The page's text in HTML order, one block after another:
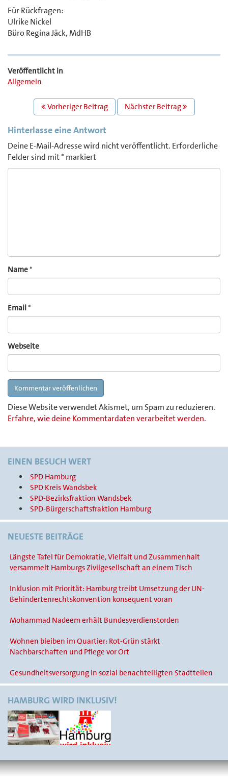
Für Rückfragen:
Ulrike Nickel
Büro Regina Jäck, MdHB
Veröffentlicht in
Allgemein
BEITRAGS
NAVIGATION
Vorheriger Beitrag Nächster Beitrag
Hinterlasse eine Antwort
Deine E-Mail-Adresse wird nicht veröffentlicht. Erforderliche
Felder sind mit* markiert
Comment
Name*
Email*
Webseite
Diese Website verwendet Akismet, um Spam zu reduzieren.
Erfahre, wie deine Kommentardaten verarbeitet werden.
EINEN BESUCH WERT
SPD Hamburg
SPD Kreis Wandsbek
SPD-Bezirksfraktion Wandsbek
SPD-Bürgerschaftsfraktion Hamburg
NEUESTE BEITRÄGE
Längste Tafel für Demokratie, Vielfalt und Zusammenhalt
versammelt Hamburgs Zivilgesellschaft an einem Tisch
Inklusion mit Priorität: Hamburg treibt Umsetzung der UN-
Behindertenrechtskonvention konsequent voran
Mohammad Nadeem erhält Bundesverdienstorden
Wohnen bleiben im Quartier: Rot-Grün stärkt
Nachbarschaften und Pflege vor Ort
Gesundheitsversorgung in sozial benachteiligten Stadtteilen
HAMBURG WIRD INKLUSIV!